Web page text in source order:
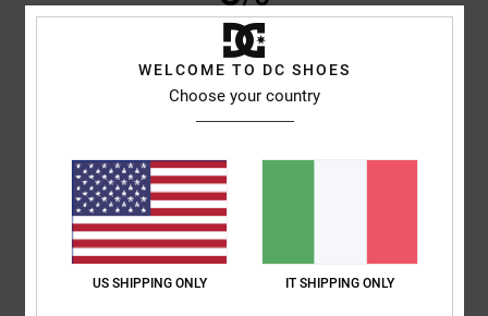
Comfort: 5/5 Rapporto qualità-prezzo : 5/5 Taglia
: Taglia perfetta
Materiale: 5/5 Colore: 5/5
Consiglio questo prodotto
5 /5
WELCOME TO DC SHOES
Choose your country
US SHIPPING ONLY IT SHIPPING ONLY